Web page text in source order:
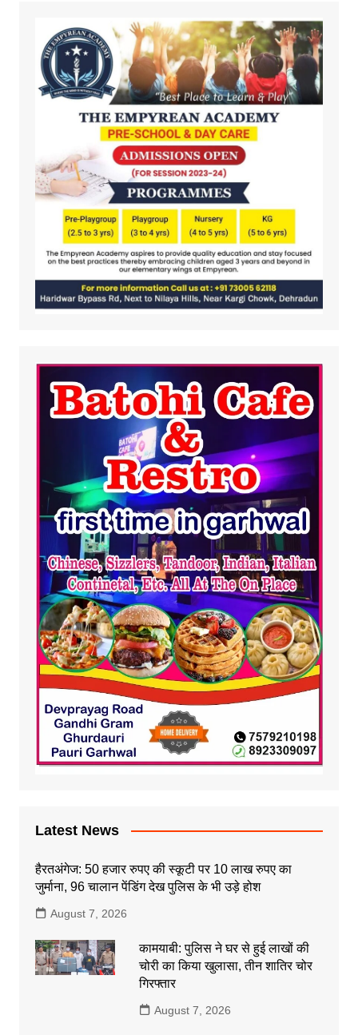
Latest News
हैरतअंगेज: 50 हजार रुपए की स्कूटी पर 10 लाख रुपए का
जुर्माना, 96 चालान पेंडिंग देख पुलिस के भी उड़े होश
August 7, 2026
कामयाबी: पुलिस ने घर से हुई लाखों की
चोरी का किया खुलासा, तीन शातिर चोर
गिरफ्तार
August 7, 2026